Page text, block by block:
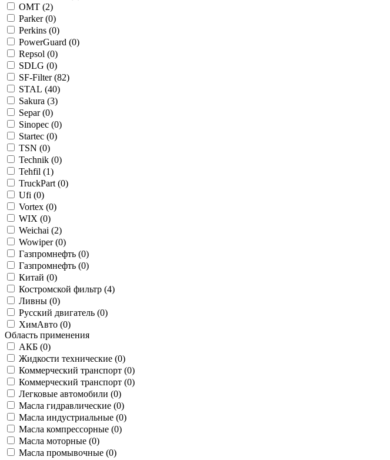
OMT (2)
Parker (0)
Perkins (0)
PowerGuard (0)
Repsol (0)
SDLG (0)
SF-Filter (82)
STAL (40)
Sakura (3)
Separ (0)
Sinopec (0)
Startec (0)
TSN (0)
Technik (0)
Tehfil (1)
TruckPart (0)
Ufi (0)
Vortex (0)
WIX (0)
Weichai (2)
Wowiper (0)
Газпромнефть (0)
Газпромнефть (0)
Китай (0)
Костромской фильтр (4)
Ливны (0)
Русский двигатель (0)
ХимАвто (0)
Область применения
АКБ (0)
Жидкости технические (0)
Коммерческий транспорт (0)
Коммерческий транспорт (0)
Легковые автомобили (0)
Масла гидравлические (0)
Масла индустриальные (0)
Масла компрессорные (0)
Масла моторные (0)
Масла промывочные (0)